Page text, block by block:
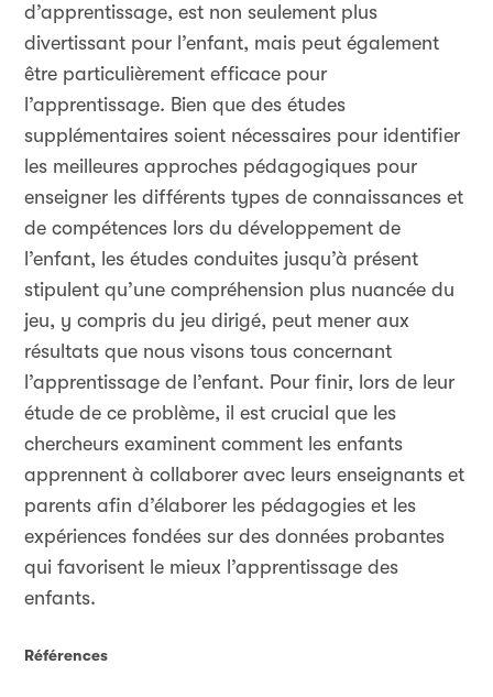
d’apprentissage, est non seulement plus
divertissant pour l’enfant, mais peut également
être particulièrement efficace pour
l’apprentissage. Bien que des études
supplémentaires soient nécessaires pour identifier
les meilleures approches pédagogiques pour
enseigner les différents types de connaissances et
de compétences lors du développement de
l’enfant, les études conduites jusqu’à présent
stipulent qu’une compréhension plus nuancée du
jeu, y compris du jeu dirigé, peut mener aux
résultats que nous visons tous concernant
l’apprentissage de l’enfant. Pour finir, lors de leur
étude de ce problème, il est crucial que les
chercheurs examinent comment les enfants
apprennent à collaborer avec leurs enseignants et
parents afin d’élaborer les pédagogies et les
expériences fondées sur des données probantes
qui favorisent le mieux l’apprentissage des
enfants.
Références